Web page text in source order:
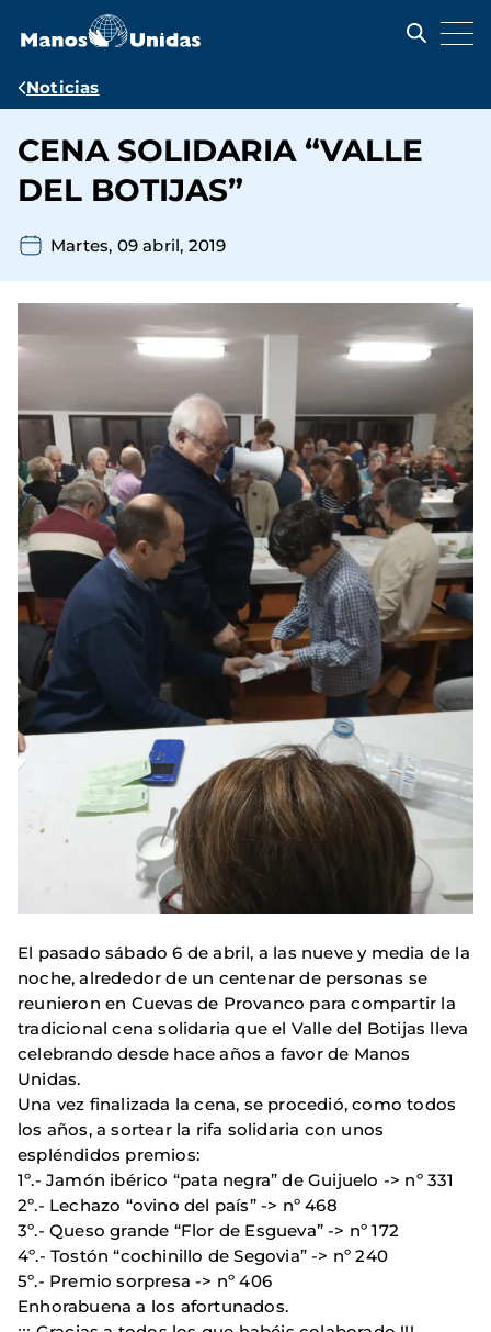
contenido
Ruta
navegación
Noticias
CENA SOLIDARIA “VALLE
DEL BOTIJAS”
Martes, 09 abril, 2019
El pasado sábado 6 de abril, a las nueve y media de la
noche, alrededor de un centenar de personas se
reunieron en Cuevas de Provanco para compartir la
tradicional cena solidaria que el Valle del Botijas lleva
celebrando desde hace años a favor de Manos
Unidas.
Una vez finalizada la cena, se procedió, como todos
los años, a sortear la rifa solidaria con unos
espléndidos premios:
1º.- Jamón ibérico “pata negra” de Guijuelo -> nº 331
2º.- Lechazo “ovino del país” -> nº 468
3º.- Queso grande “Flor de Esgueva” -> nº 172
4º.- Tostón “cochinillo de Segovia” -> nº 240
5º.- Premio sorpresa -> nº 406
Enhorabuena a los afortunados.